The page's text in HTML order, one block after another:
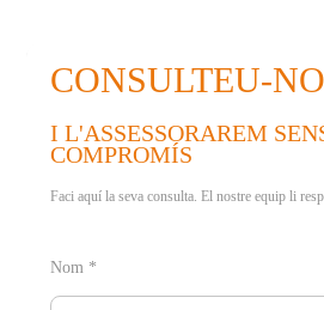
CONSULTEU-
I L'ASSESSORAREM
COMPROMÍS
Faci aquí la seva consulta. El nostre equip li
Nom *